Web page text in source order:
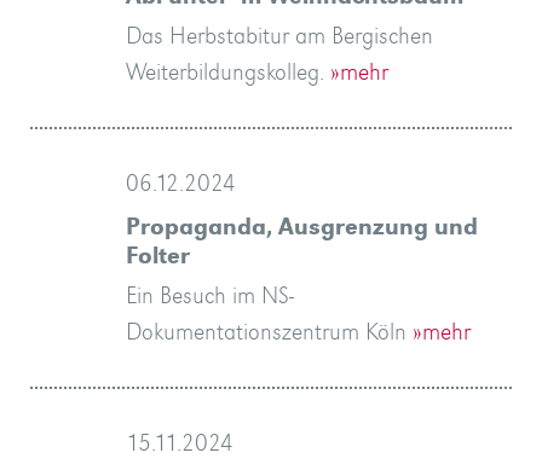
Das Herbstabitur am Bergischen
Weiterbildungskolleg. »mehr
06.12.2024
Propaganda, Ausgrenzung und
Folter
Ein Besuch im NS-
Dokumentationszentrum Köln »mehr
15.11.2024